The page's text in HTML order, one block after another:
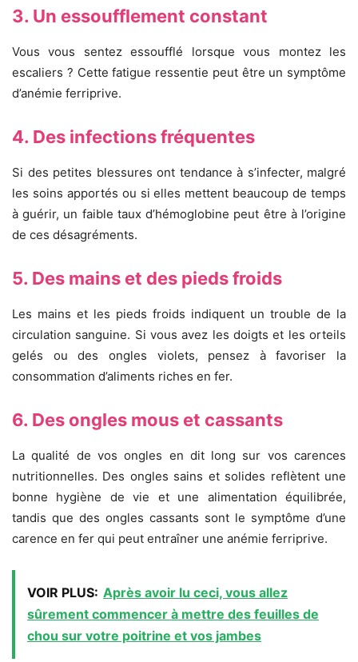
3. Un essoufflement constant
Vous vous sentez essoufflé lorsque vous montez les
escaliers ? Cette fatigue ressentie peut être un symptôme
d’anémie ferriprive.
4. Des infections fréquentes
Si des petites blessures ont tendance à s’infecter, malgré
les soins apportés ou si elles mettent beaucoup de temps
à guérir, un faible taux d’hémoglobine peut être à l’origine
de ces désagréments.
5. Des mains et des pieds froids
Les mains et les pieds froids indiquent un trouble de la
circulation sanguine. Si vous avez les doigts et les orteils
gelés ou des ongles violets, pensez à favoriser la
consommation d’aliments riches en fer.
6. Des ongles mous et cassants
La qualité de vos ongles en dit long sur vos carences
nutritionnelles. Des ongles sains et solides reflètent une
bonne hygiène de vie et une alimentation équilibrée,
tandis que des ongles cassants sont le symptôme d’une
carence en fer qui peut entraîner une anémie ferriprive.
VOIR PLUS: Après avoir lu ceci, vous allez
sûrement commencer à mettre des feuilles de
chou sur votre poitrine et vos jambes